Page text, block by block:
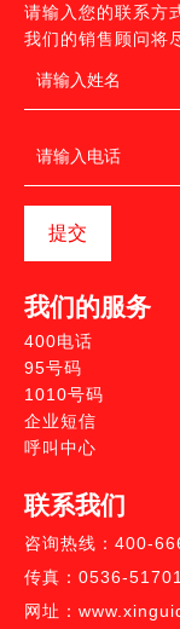
请输入您的联系方
我们的销售顾问将
提交
我们的服务
400电话
95号码
1010号码
企业短信
呼叫中心
联系我们
咨询热线：400-
传真：0536-
网址：